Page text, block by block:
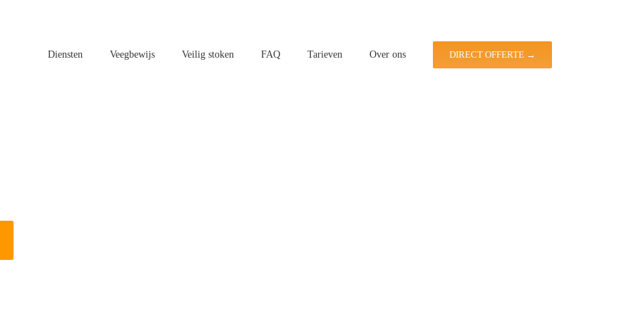
Diensten Veegbewijs Veilig stoken FAQ Tarieven Over ons DIRECT OFFERTE →